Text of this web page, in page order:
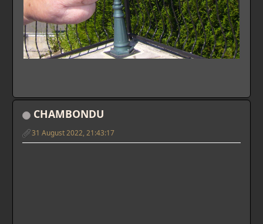
CHAMBONDU
31 August 2022, 21:43:17